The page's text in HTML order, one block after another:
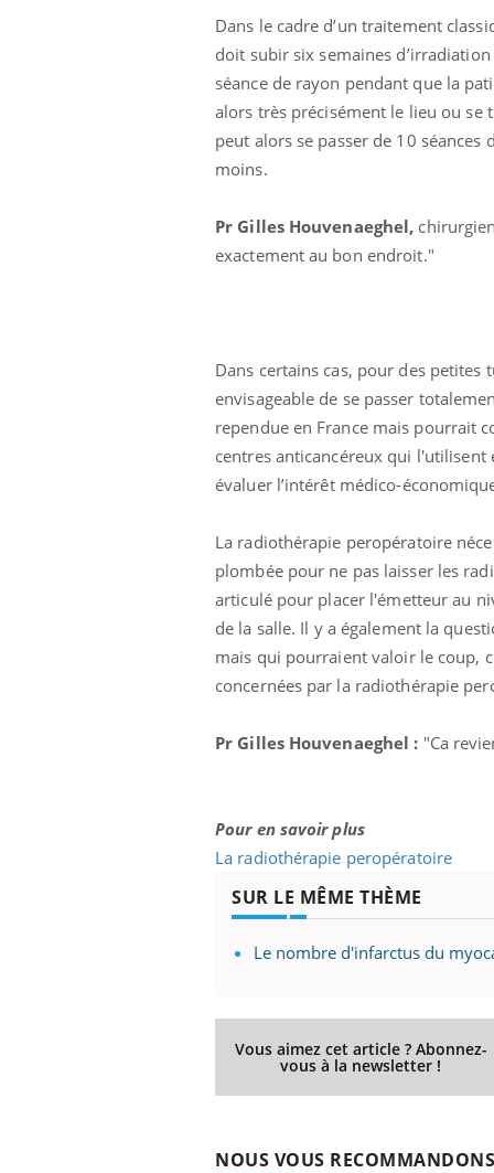
Dans le cadre d’un traitement
doit subir six semaines
séance de rayon pendant que la
alors très précisément le lieu ou se
peut alors se passer de 10
moins.
Pr Gilles Houvenaeghel,
exactement au bon endroit."
Dans certains cas, pour des petites
envisageable de se passer
rependue en France mais pourrait
centres anticancéreux qui l'utilisent
évaluer l’intérêt médico-
La radiothérapie peropératoire
plombée pour ne pas laisser les
articulé pour placer l'émetteur au
de la salle. Il y a également la
mais qui pourraient valoir le coup,
concernées par la radiothérapie
Pr Gilles Houvenaeghel : "Ca
Pour en savoir plus
La radiothérapie peropératoire
SUR LE MÊME THÈME
Le nombre d'infarctus du
Vous aimez cet article ? Abonnez-
vous à la newsletter !
NOUS VOUS RECOMMANDONS
Youtube
Fatigue, irritabilité, brouillard mental ou